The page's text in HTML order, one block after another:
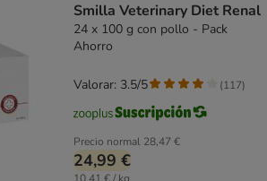
Smilla Veterinary Diet Renal
24 x 100 g con pollo - Pack
Ahorro
Precio normal 28,47 €
24,99 €
Valorar: 3.5/5 (117)